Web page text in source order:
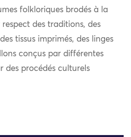
folkloriques brodés à la
des traditions, des
tissus imprimés, des linges
conçus par différentes
des procédés culturels